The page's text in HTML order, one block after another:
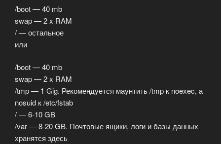
/boot — 40 mb
swap — 2 x RAM
/ — остальное
или
/boot — 40 mb
swap — 2 x RAM
/tmp — 1 Gig. Рекомендуется маунтить /tmp к noexec, а
nosuid к /etc/fstab
/ — 6-10 GB
/var — 8-20 GB. Почтовые ящики, логи и базы данных
хранятся здесь